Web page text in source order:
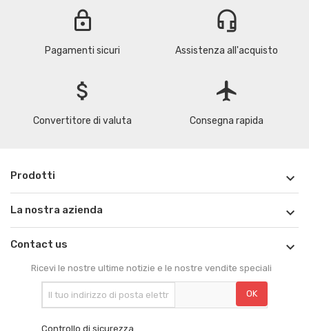
lock
Pagamenti sicuri
headset_mic
Assistenza all'acquisto
attach_money
Convertitore di valuta
flight
Consegna rapida
Prodotti 
La nostra azienda 
Contact us 
Ricevi le nostre ultime notizie e le nostre vendite speciali
Controllo di sicurezza